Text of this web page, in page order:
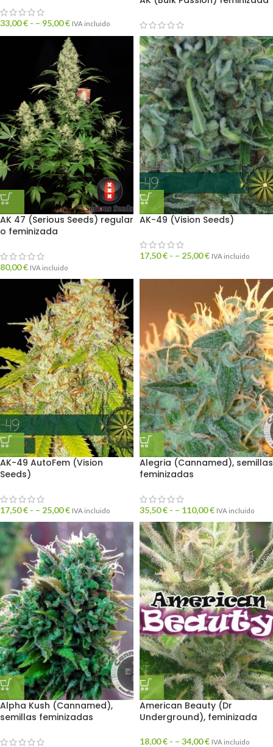
33,00€ - – 95,00€ IVA incluido
AK 47 (Serious Seeds) regular
o feminizada
80,00€ IVA incluido
AK-49 (Vision Seeds)
17,50€ - – 25,00€ IVA incluido
AK-49 AutoFem (Vision
Seeds)
17,50€ - – 25,00€ IVA incluido
Alegria (Cannamed), semillas
feminizadas
35,50€ - – 110,00€ IVA incluido
Alpha Kush (Cannamed),
semillas feminizadas
American Beauty (Dr
Underground), feminizada
18,00€ - – 34,00€ IVA incluido